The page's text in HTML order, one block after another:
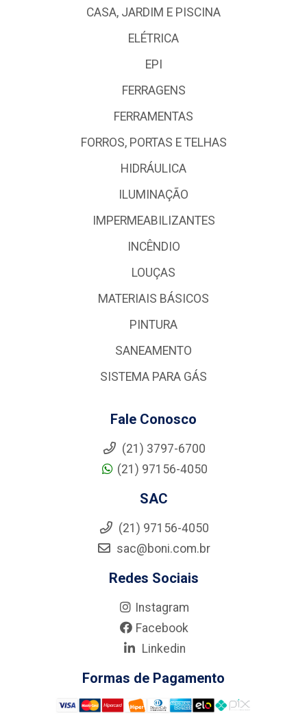
CASA, JARDIM E PISCINA
ELÉTRICA
EPI
FERRAGENS
FERRAMENTAS
FORROS, PORTAS E TELHAS
HIDRÁULICA
ILUMINAÇÃO
IMPERMEABILIZANTES
INCÊNDIO
LOUÇAS
MATERIAIS BÁSICOS
PINTURA
SANEAMENTO
SISTEMA PARA GÁS
Fale Conosco
(21) 3797-6700
(21) 97156-4050
SAC
(21) 97156-4050
sac@boni.com.br
Redes Sociais
Instagram
Facebook
Linkedin
Formas de Pagamento